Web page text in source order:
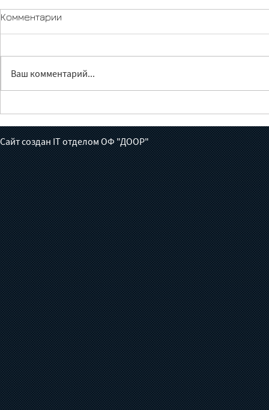
на себя борьбу с
туберкулезом?
толгон
Комментарии
Ваш комментарий...
Сайт создан IT отделом ОФ "ДООР"